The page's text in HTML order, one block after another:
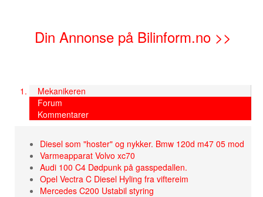
Din Annonse på Bilinform.no >>
Mekanikeren
Forum
Kommentarer
Diesel som "hoster" og nykker. Bmw 120d m47 05 mod
Varmeapparat Volvo xc70
Audi 100 C4 Dødpunk på gasspedallen.
Opel Vectra C Diesel Hyling fra viftereim
Mercedes C200 Ustabil styring